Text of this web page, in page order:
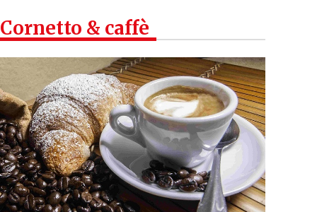
Cornetto & caffè